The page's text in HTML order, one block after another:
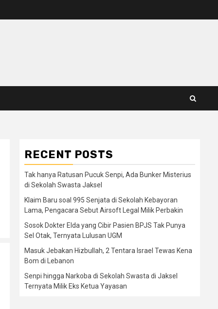
RECENT POSTS
Tak hanya Ratusan Pucuk Senpi, Ada Bunker Misterius
di Sekolah Swasta Jaksel
Klaim Baru soal 995 Senjata di Sekolah Kebayoran
Lama, Pengacara Sebut Airsoft Legal Milik Perbakin
Sosok Dokter Elda yang Cibir Pasien BPJS Tak Punya
Sel Otak, Ternyata Lulusan UGM
Masuk Jebakan Hizbullah, 2 Tentara Israel Tewas Kena
Bom di Lebanon
Senpi hingga Narkoba di Sekolah Swasta di Jaksel
Ternyata Milik Eks Ketua Yayasan